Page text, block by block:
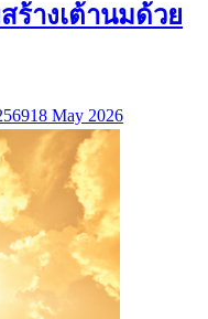
ร้างเต้านมด้วย
18 May 2026